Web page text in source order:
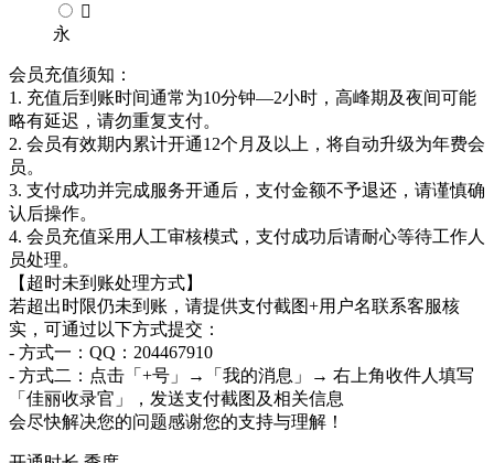

永
会员充值须知：
1. 充值后到账时间通常为10分钟—2小时，高峰期及夜间可能
略有延迟，请勿重复支付。
2. 会员有效期内累计开通12个月及以上，将自动升级为年费会
员。
3. 支付成功并完成服务开通后，支付金额不予退还，请谨慎确
认后操作。
4. 会员充值采用人工审核模式，支付成功后请耐心等待工作人
员处理。
【超时未到账处理方式】
若超出时限仍未到账，请提供支付截图+用户名联系客服核
实，可通过以下方式提交：
- 方式一：QQ：204467910
- 方式二：点击「+号」→「我的消息」→ 右上角收件人填写
「佳丽收录官」，发送支付截图及相关信息
会尽快解决您的问题感谢您的支持与理解！